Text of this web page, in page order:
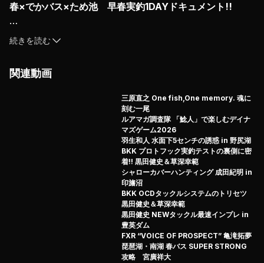
春×でかバス×ため池　早春実釣1DAYドキュメント!!
春のでかバスをテーマに選んだ舞台は、
金森隆志にとって原点とも言える小規模フィールド「ため
ため池がホームだからこそ見えるタイミングと動きがあ
朝の短いチャンスを読み切り、同じ池と向き合い続けた１
春のでかバス攻略のリアルを追う。
続きを読む
関連動画
三原直之 One fish,One memory. 魂に
刻む一尾
ルアマガ調査隊 「鯰人」で楽しむデイナ
マズゲーム2026
羽生和人 水面下5センチの誘惑 in 野尻湖
BKK プロトフック実釣テストの裏側に密
着!! 黒田健史＆草深幸範
シャローカバーハンティング 成田紀明 in
印旛沼
BKK OCDタックルシステムのトリセツ
黒田健史＆草深幸範
黒田健史 NEWタックル最速インプレ in
豊英ダム
FXR “VOICE OF PROSPECT” 亀滝拓夢
琵琶湖・南湖 春バス SUPER STRONG
攻略 宮廣祥大